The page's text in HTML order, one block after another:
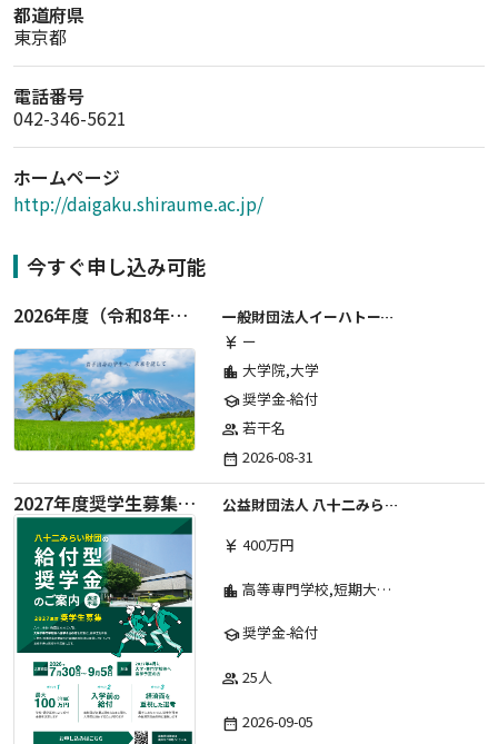
都道府県
東京都
電話番号
042-346-5621
ホームページ
http://daigaku.shiraume.ac.jp/
今すぐ申し込み可能
2026年度（令和8年度）第２期 一般財団法人イーハトーブ育英会奨学生募集（給付型） 日本国内及び海外の大学・大学院に自宅外通学をする学生に生活費の一部(家賃半額相当)を給付【岩手県が本籍地の大学生または大学院生対象】
一般財団法人イーハトーブ育英会
currency_yen ー
location_city 大学院,大学
school奨学金-給付
group 若干名
date_range 2026-08-31
2027年度奨学生募集要項
公益財団法人 八十二みらい財団
currency_yen 400万円
location_city 高等専門学校,短期大学,専修学校,大学
school奨学金-給付
group 25人
date_range 2026-09-05